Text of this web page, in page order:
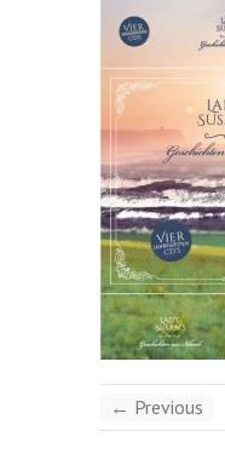
← Previous